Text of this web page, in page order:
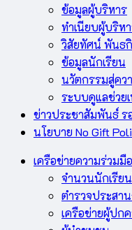
ข้อมูลผู้บริหาร
ทำเนียบผู้บริห
วิสัยทัศน์ พันธ
ข้อมูลนักเรียน
นวัตกรรมสู่ควา
ระบบดูแลช่วย
ข่าวประชาสัมพันธ์ ร
นโยบาย No Gift
เครือข่ายความร่วมมือ
จำนวนนักเรีย
ตำรวจประสา
เครือข่ายผู้ปก